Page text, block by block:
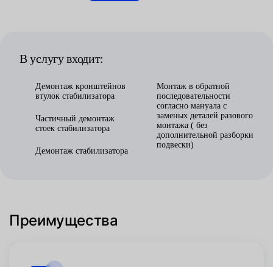
В услугу входит:
Демонтаж кронштейнов
втулок стабилизатора
Частичный демонтаж
стоек стабилизатора
Демонтаж стабилизатора
Монтаж в обратной
последовательности
согласно мануала с
заменых деталей разового
монтажа ( без
дополнительной разборки
подвески)
Преимущества